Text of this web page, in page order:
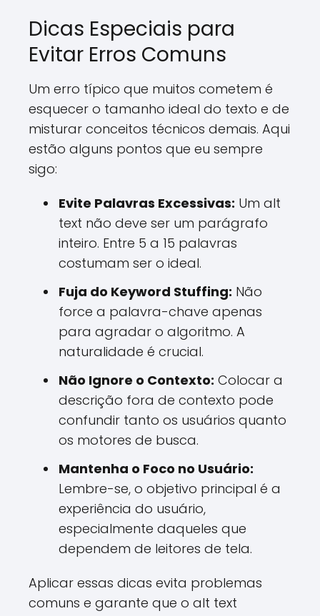
Dicas Especiais para
Evitar Erros Comuns
Um erro típico que muitos cometem é
esquecer o tamanho ideal do texto e de
misturar conceitos técnicos demais. Aqui
estão alguns pontos que eu sempre
sigo:
Evite Palavras Excessivas: Um alt
text não deve ser um parágrafo
inteiro. Entre 5 a 15 palavras
costumam ser o ideal.
Fuja do Keyword Stuffing: Não
force a palavra-chave apenas
para agradar o algoritmo. A
naturalidade é crucial.
Não Ignore o Contexto: Colocar a
descrição fora de contexto pode
confundir tanto os usuários quanto
os motores de busca.
Mantenha o Foco no Usuário:
Lembre-se, o objetivo principal é a
experiência do usuário,
especialmente daqueles que
dependem de leitores de tela.
Aplicar essas dicas evita problemas
comuns e garante que o alt text